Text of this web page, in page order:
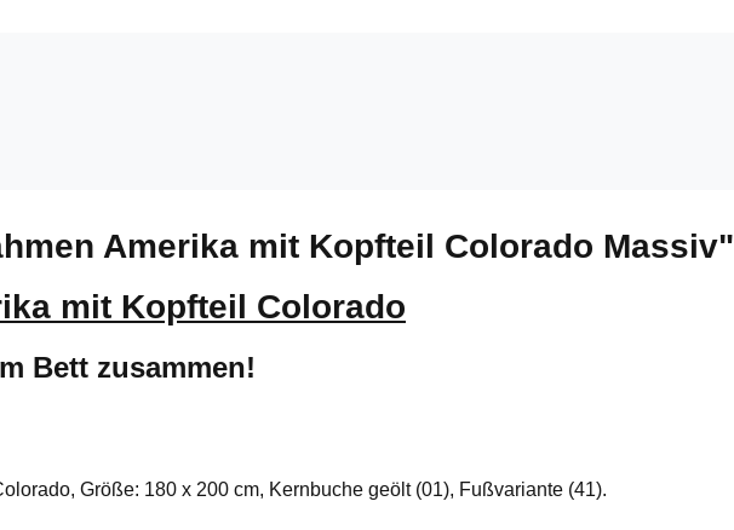
Amerika mit Kopfteil Colorado Massiv"
mit Kopfteil Colorado
Bett zusammen!
Größe: 180 x 200 cm, Kernbuche geölt (01), Fußvariante (41).